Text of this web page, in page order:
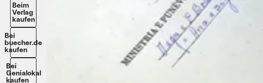
Beim
Verlag
kaufen
Bei
buecher.de
kaufen
Bei
Genialokal
kaufen